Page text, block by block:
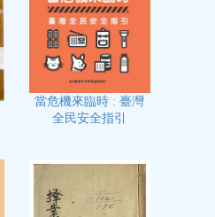
當危機來臨時 : 臺灣
全民安全指引